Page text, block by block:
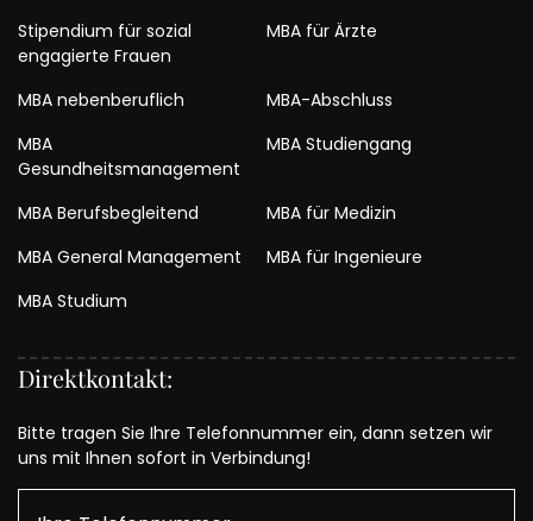
Stipendium für sozial
engagierte Frauen
MBA für Ärzte
MBA nebenberuflich
MBA-Abschluss
MBA
Gesundheitsmanagement
MBA Studiengang
MBA Berufsbegleitend
MBA für Medizin
MBA General Management
MBA für Ingenieure
MBA Studium
Direktkontakt:
Bitte tragen Sie Ihre Telefonnummer ein, dann setzen wir
uns mit Ihnen sofort in Verbindung!